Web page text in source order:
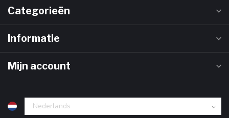
Categorieën
Informatie
Mijn account